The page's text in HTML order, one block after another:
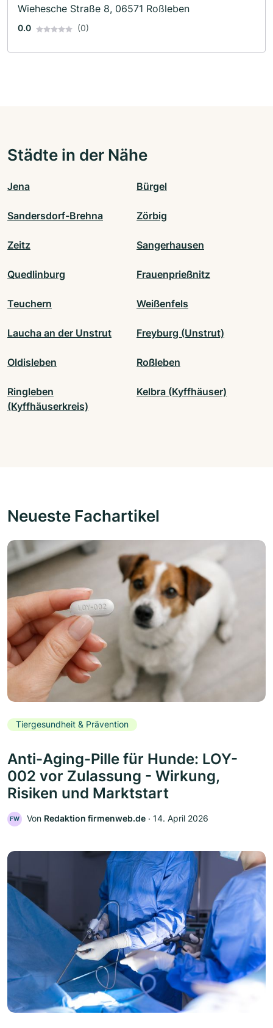
Wiehesche Straße 8, 06571 Roßleben
0.0 (0)
Städte in der Nähe
Jena Bürgel
Sandersdorf-Brehna Zörbig
Zeitz Sangerhausen
Quedlinburg Frauenprießnitz
Teuchern Weißenfels
Laucha an der Unstrut Freyburg (Unstrut)
Oldisleben Roßleben
Ringleben
(Kyffhäuserkreis)
Kelbra (Kyffhäuser)
Neueste Fachartikel
Tiergesundheit & Prävention
Anti-Aging-Pille für Hunde: LOY-
002 vor Zulassung - Wirkung,
Risiken und Marktstart
FW Von Redaktion firmenweb.de ‧ 14. April 2026